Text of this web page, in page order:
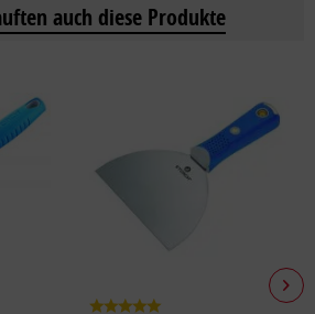
auch diese Produkte